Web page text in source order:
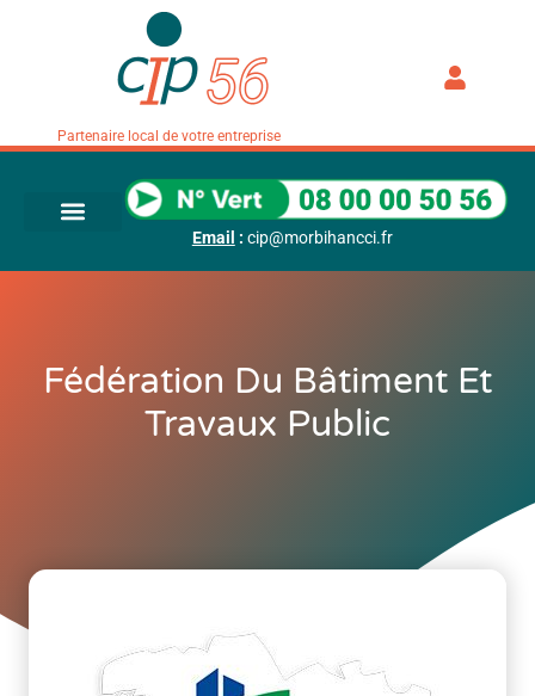
Partenaire local de votre entreprise
Email : cip@morbihancci.fr
Fédération Du Bâtiment Et
Travaux Public